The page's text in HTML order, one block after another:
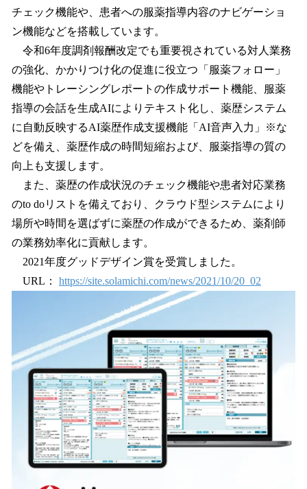
チェック機能や、患者への服薬指導内容のナビゲーショ
ン機能などを搭載しています。
令和6年度調剤報酬改定でも重要視されている対人業務
の強化、かかりつけ化の促進に役立つ「服薬フォロー」
機能やトレーシングレポートの作成サポート機能、服薬
指導の会話を生成AIによりテキスト化し、薬歴システム
に自動反映するAI薬歴作成支援機能「AI音声入力」※な
どを備え、薬歴作成の時間短縮および、服薬指導の質の
向上も支援します。
また、薬歴の作成状況のチェック機能や患者対応業務
のto doリストを備えており、クラウド型システムにより
場所や時間を選ばずに薬歴の作成ができるため、薬剤師
の業務効率化に貢献します。
2021年度グッドデザイン賞を受賞しました。
URL： https://site.solamichi.com/news/2021/10/20_02